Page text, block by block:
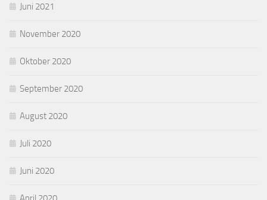
Juni 2021
November 2020
Oktober 2020
September 2020
August 2020
Juli 2020
Juni 2020